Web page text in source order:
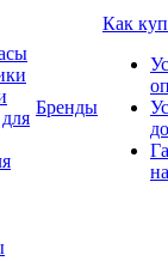
Бренды
Как